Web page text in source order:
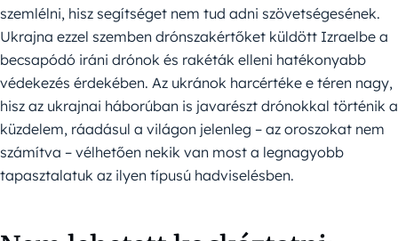
szemlélni, hisz segítséget nem tud adni szövetségesének.
Ukrajna ezzel szemben drónszakértőket küldött Izraelbe a
becsapódó iráni drónok és rakéták elleni hatékonyabb
védekezés érdekében. Az ukránok harcértéke e téren nagy,
hisz az ukrajnai háborúban is javarészt drónokkal történik a
küzdelem, ráadásul a világon jelenleg – az oroszokat nem
számítva – vélhetően nekik van most a legnagyobb
tapasztalatuk az ilyen típusú hadviselésben.